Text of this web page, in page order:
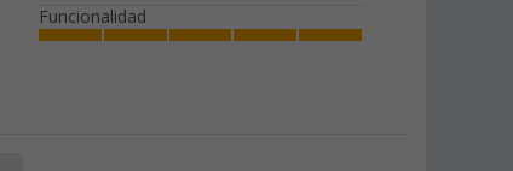
Funcionalidad